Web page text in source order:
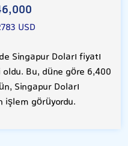
USD
Singapur Doları fiyatı
Bu, düne göre 6,400
Singapur Doları
işlem görüyordu.